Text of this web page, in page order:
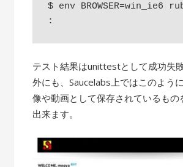
$ env BROWSER=win_ie6
テスト結果はunittestとして成功失
外にも、Saucelabs上ではこのよう
像や動画として保存されているもの
出来ます。